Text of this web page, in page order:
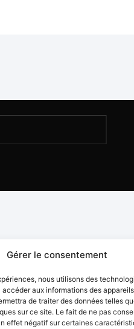
Gérer le consentement
nous utilisons des
aux informations des
de traiter des données telles
sur ce site. Le fait de ne pas
effet négatif sur certaines